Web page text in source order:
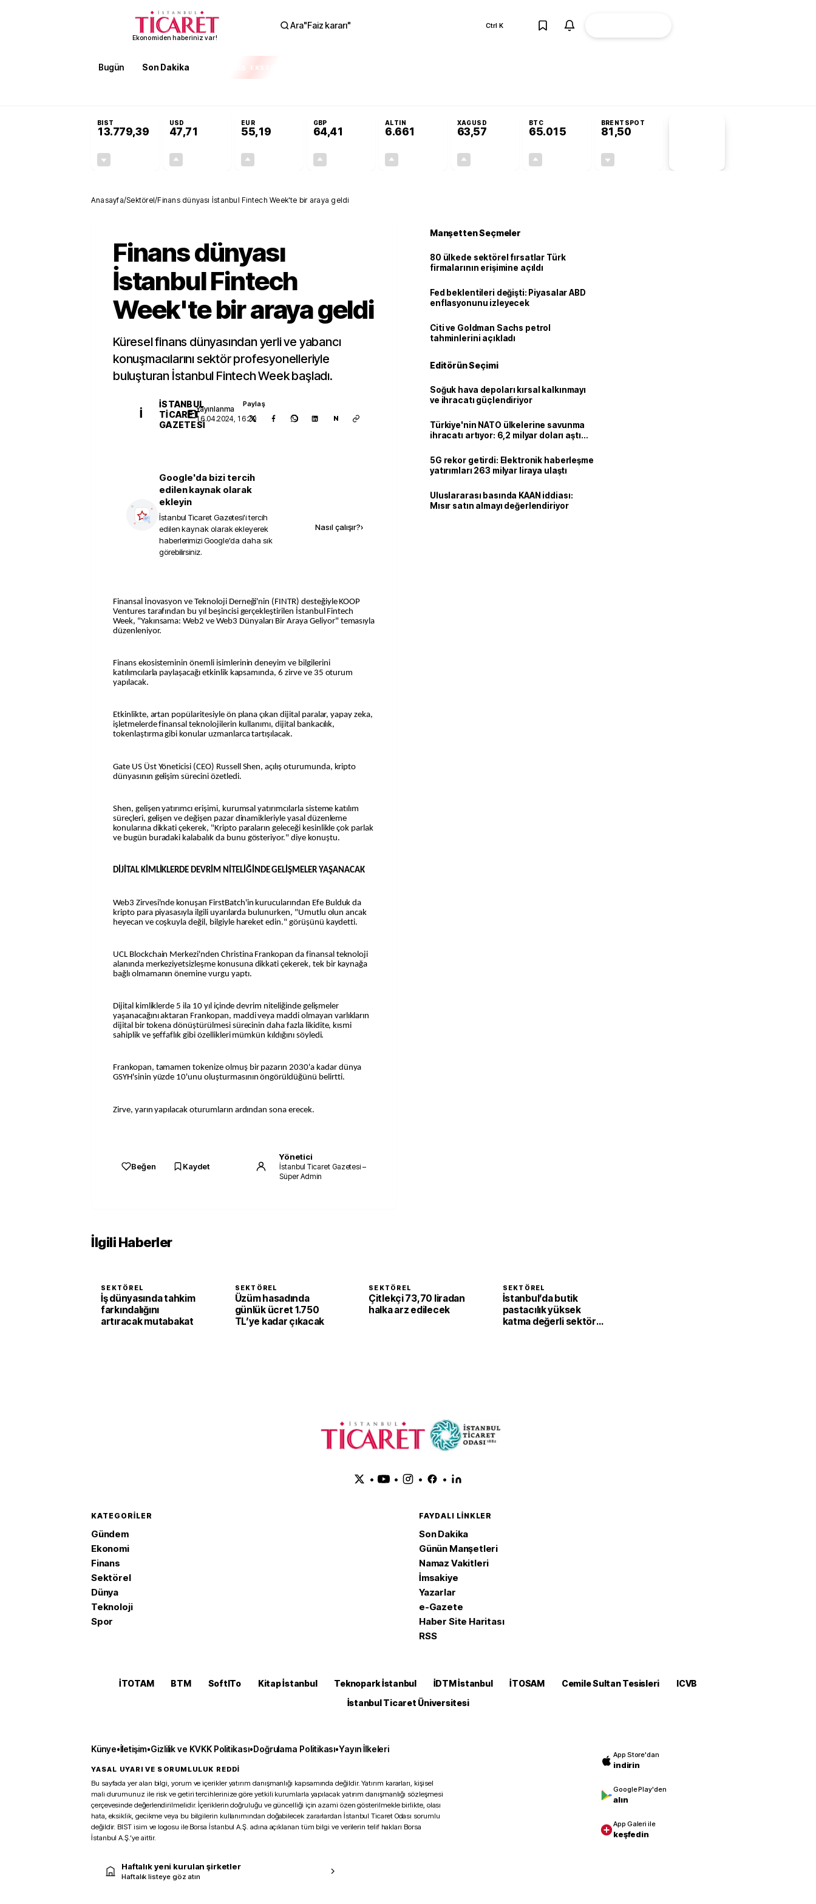
Ekonomiden haberiniz var!
Ara"Faiz kararı" Ctrl K
Bugün Son Dakika EKSTRA
BIST
13.779,39
USD
47,71
EUR
55,19
GBP
64,41
ALTIN
6.661
XAGUSD
63,57
BTC
65.015
BRENTSPOT
81,50
Anasayfa/Sektörel/Finans dünyası İstanbul Fintech Week'te bir araya geldi
Finans dünyası
İstanbul Fintech
Week'te bir araya geldi
Küresel finans dünyasından yerli ve yabancı
konuşmacılarını sektör profesyonelleriyle
buluşturan İstanbul Fintech Week başladı.
İ
İSTANBUL
TICARET
GAZETESI
Yayınlanma
16.04.2024, 16:20
Paylaş
N
Google'da bizi tercih
edilen kaynak olarak
ekleyin
İstanbul Ticaret Gazetesi'i tercih
edilen kaynak olarak ekleyerek
haberlerimizi Google'da daha sık
görebilirsiniz.
Nasıl çalışır?›
Finansal İnovasyon ve Teknoloji Derneği'nin (FINTR) desteğiyle KOOP
Ventures tarafından bu yıl beşincisi gerçekleştirilen İstanbul Fintech
Week, "Yakınsama: Web2 ve Web3 Dünyaları Bir Araya Geliyor" temasıyla
düzenleniyor.
Finans ekosisteminin önemli isimlerinin deneyim ve bilgilerini
katılımcılarla paylaşacağı etkinlik kapsamında, 6 zirve ve 35 oturum
yapılacak.
Etkinlikte, artan popülaritesiyle ön plana çıkan dijital paralar, yapay zeka,
işletmelerde finansal teknolojilerin kullanımı, dijital bankacılık,
tokenlaştırma gibi konular uzmanlarca tartışılacak.
Gate US Üst Yöneticisi (CEO) Russell Shen, açılış oturumunda, kripto
dünyasının gelişim sürecini özetledi.
Shen, gelişen yatırımcı erişimi, kurumsal yatırımcılarla sisteme katılım
süreçleri, gelişen ve değişen pazar dinamikleriyle yasal düzenleme
konularına dikkati çekerek, "Kripto paraların geleceği kesinlikle çok parlak
ve bugün buradaki kalabalık da bunu gösteriyor." diye konuştu.
DİJİTAL KİMLİKLERDE DEVRİM NİTELİĞİNDE GELİŞMELER YAŞANACAK
Web3 Zirvesi'nde konuşan FirstBatch'in kurucularından Efe Bulduk da
kripto para piyasasıyla ilgili uyarılarda bulunurken, "Umutlu olun ancak
heyecan ve coşkuyla değil, bilgiyle hareket edin." görüşünü kaydetti.
UCL Blockchain Merkezi'nden Christina Frankopan da finansal teknoloji
alanında merkeziyetsizleşme konusuna dikkati çekerek, tek bir kaynağa
bağlı olmamanın önemine vurgu yaptı.
Dijital kimliklerde 5 ila 10 yıl içinde devrim niteliğinde gelişmeler
yaşanacağını aktaran Frankopan, maddi veya maddi olmayan varlıkların
dijital bir tokena dönüştürülmesi sürecinin daha fazla likidite, kısmi
sahiplik ve şeffaflık gibi özellikleri mümkün kıldığını söyledi.
Frankopan, tamamen tokenize olmuş bir pazarın 2030'a kadar dünya
GSYH'sinin yüzde 10'unu oluşturmasının öngörüldüğünü belirtti.
Zirve, yarın yapılacak oturumların ardından sona erecek.
Beğen Kaydet
Yönetici
İstanbul Ticaret Gazetesi –
Süper Admin
Manşetten Seçmeler
80 ülkede sektörel fırsatlar Türk
firmalarının erişimine açıldı
Fed beklentileri değişti: Piyasalar ABD
enflasyonunu izleyecek
Citi ve Goldman Sachs petrol
tahminlerini açıkladı
Editörün Seçimi
Soğuk hava depoları kırsal kalkınmayı
ve ihracatı güçlendiriyor
Türkiye'nin NATO ülkelerine savunma
ihracatı artıyor: 6,2 milyar doları aştı
5G rekor getirdi: Elektronik haberleşme
yatırımları 263 milyar liraya ulaştı
Uluslararası basında KAAN iddiası:
Mısır satın almayı değerlendiriyor
İlgili Haberler
SEKTÖREL
İş dünyasında tahkim
farkındalığını
artıracak mutabakat
SEKTÖREL
Üzüm hasadında
günlük ücret 1.750
TL’ye kadar çıkacak
SEKTÖREL
Çitlekçi 73,70 liradan
halka arz edilecek
SEKTÖREL
İstanbul’da butik
pastacılık yüksek
katma değerli sektöre
• • • •
KATEGORILER
Gündem
Ekonomi
Finans
Sektörel
Dünya
Teknoloji
Spor
FAYDALI LINKLER
Son Dakika
Günün Manşetleri
Namaz Vakitleri
İmsakiye
Yazarlar
e-Gazete
Haber Site Haritası
RSS
İTOTAM BTM SoftITo Kitap İstanbul Teknopark İstanbul İDTM İstanbul İTOSAM Cemile Sultan Tesisleri
ICVB
İstanbul Ticaret Üniversitesi
Künye•İletişim•Gizlilik ve KVKK Politikası•Doğrulama Politikası•Yayın İlkeleri
YASAL UYARI VE SORUMLULUK REDDİ
Bu sayfada yer alan bilgi, yorum ve içerikler yatırım danışmanlığı kapsamında değildir. Yatırım kararları, kişisel
mali durumunuz ile risk ve getiri tercihlerinize göre yetkili kurumlarla yapılacak yatırım danışmanlığı sözleşmesi
çerçevesinde değerlendirilmelidir. İçeriklerin doğruluğu ve güncelliği için azami özen gösterilmekle birlikte, olası
hata, eksiklik, gecikme veya bu bilgilerin kullanımından doğabilecek zararlardan İstanbul Ticaret Odası sorumlu
değildir. BIST isim ve logosu ile Borsa İstanbul A.Ş. adına açıklanan tüm bilgi ve verilerin telif hakları Borsa
İstanbul A.Ş.’ye aittir.
Haftalık yeni kurulan şirketler
Haftalık listeye göz atın
App Store'dan
indirin
Google Play'den
alın
App Galeri ile
keşfedin